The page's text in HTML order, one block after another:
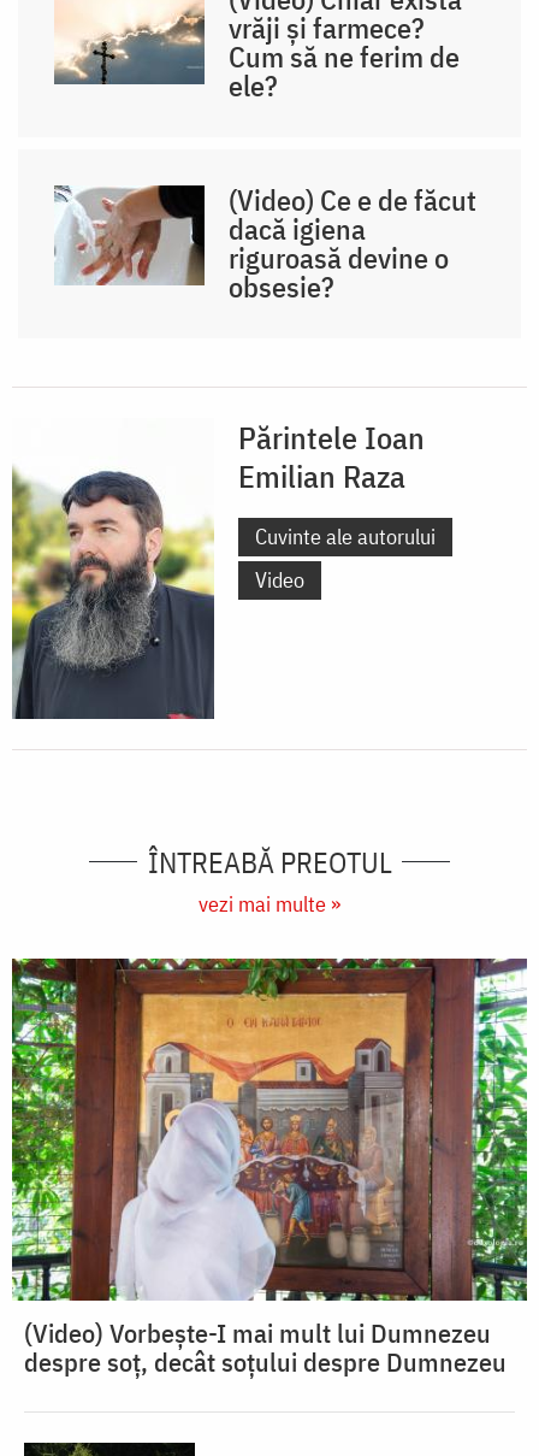
vrăji și farmece?
Cum să ne ferim de
ele?
(Video) Ce e de făcut
dacă igiena
riguroasă devine o
obsesie?
Părintele Ioan
Emilian Raza
Cuvinte ale autorului
Video
ÎNTREABĂ PREOTUL
vezi mai multe »
(Video) Vorbește-I mai mult lui Dumnezeu
despre soț, decât soțului despre Dumnezeu